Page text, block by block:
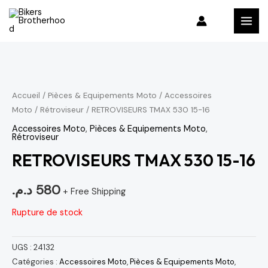
Aller
Accueil / Pièces & Equipements Moto / Accessoires
Moto / Rétroviseur / RETROVISEURS TMAX 530 15-16
Accessoires Moto, Pièces & Equipements Moto,
Rétroviseur
RETROVISEURS TMAX 530 15-16
580 د.م.
+ Free Shipping
Rupture de stock
UGS : 24132
Catégories : Accessoires Moto,Pièces & Equipements Moto,